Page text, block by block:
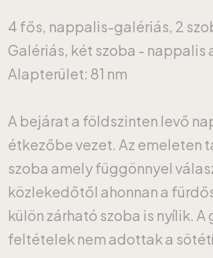
4 fős, nappalis-galériás, 2
Galériás, két szoba - nappalis
Alapterület: 81 nm
A bejárat a földszinten levő
étkezőbe vezet. Az emeleten
szoba amely függönnyel
közlekedőtől ahonnan a
külön zárható szoba is nyílik.
feltételek nem adottak a